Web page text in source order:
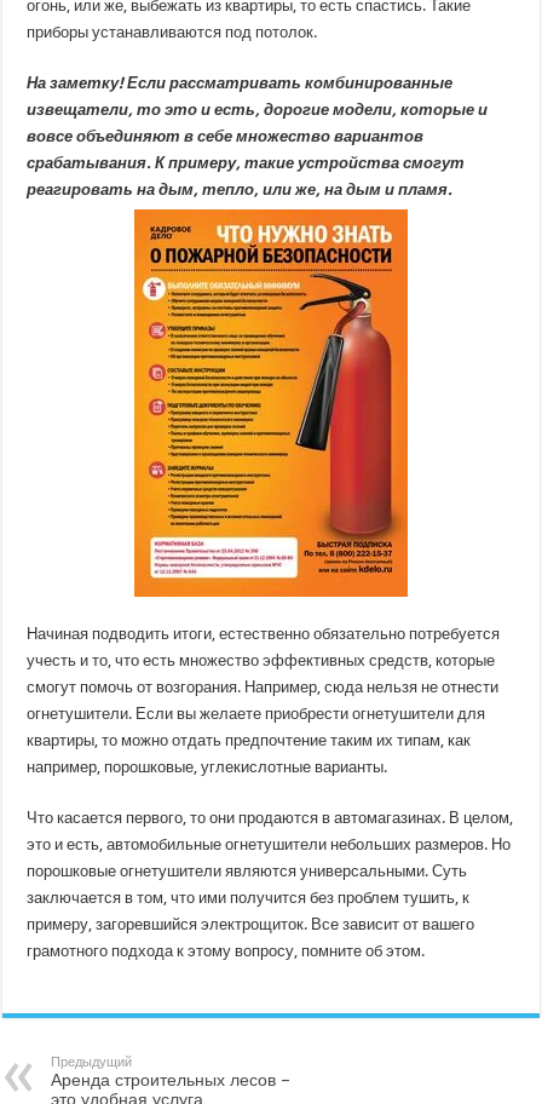
огонь, или же, выбежать из квартиры, то есть спастись. Такие
приборы устанавливаются под потолок.
На заметку! Если рассматривать комбинированные
извещатели, то это и есть, дорогие модели, которые и
вовсе объединяют в себе множество вариантов
срабатывания. К примеру, такие устройства смогут
реагировать на дым, тепло, или же, на дым и пламя.
Начиная подводить итоги, естественно обязательно потребуется
учесть и то, что есть множество эффективных средств, которые
смогут помочь от возгорания. Например, сюда нельзя не отнести
огнетушители. Если вы желаете приобрести огнетушители для
квартиры, то можно отдать предпочтение таким их типам, как
например, порошковые, углекислотные варианты.
Что касается первого, то они продаются в автомагазинах. В целом,
это и есть, автомобильные огнетушители небольших размеров. Но
порошковые огнетушители являются универсальными. Суть
заключается в том, что ими получится без проблем тушить, к
примеру, загоревшийся электрощиток. Все зависит от вашего
грамотного подхода к этому вопросу, помните об этом.
Предыдущий
Аренда строительных лесов –
это удобная услуга